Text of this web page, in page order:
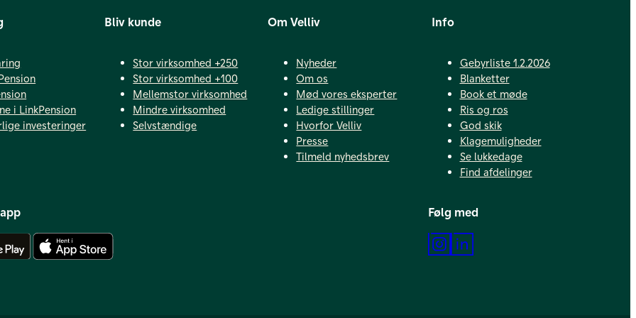
i LinkPension
investeringer
Bliv kunde
Stor virksomhed +250
Stor virksomhed +100
Mellemstor virksomhed
Mindre virksomhed
Selvstændige
Om Velliv
Nyheder
Om os
Mød vores eksperter
Ledige stillinger
Hvorfor Velliv
Presse
Tilmeld nyhedsbrev
Info
Gebyrliste 1.2.2026
Blanketter
Book et møde
Ris og ros
God skik
Klagemuligheder
Se lukkedage
Find afdelinger
Hent Android app
Følg med
Instagram